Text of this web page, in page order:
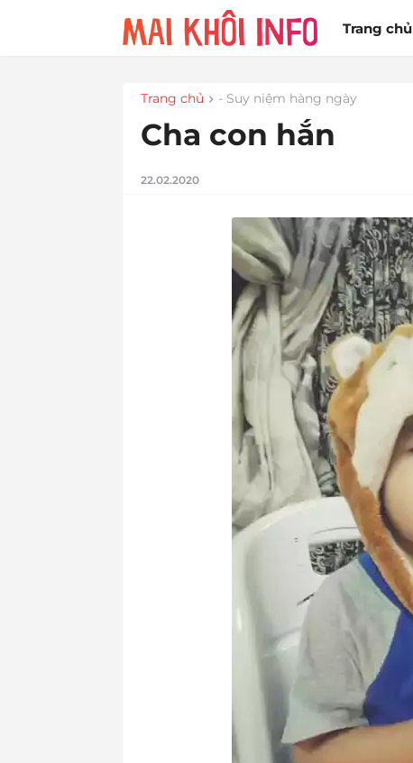
Trang chủ
Trang chủ - Suy niệm hàng ngày
Cha con hắn
22.02.2020